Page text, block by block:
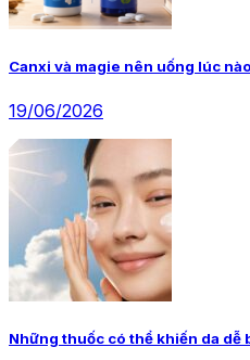
Canxi và magie nên uống lúc
19/06/2026
Những thuốc có thể khiến da dễ